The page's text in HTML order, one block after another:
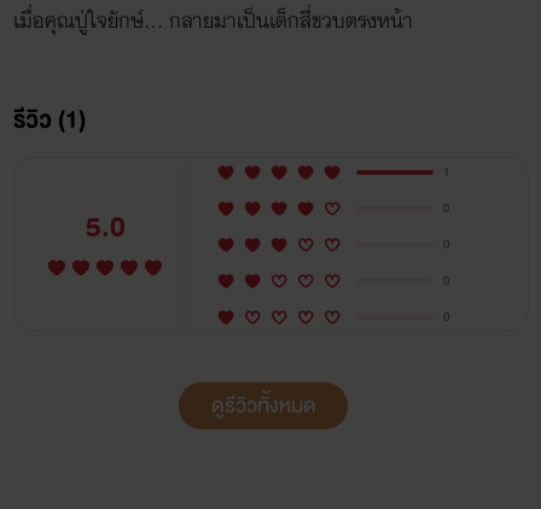
เมื่อคุณปู่ใจยักษ์... กลายมาเป็นเด็กสี่ขวบตรงหน้า
รีวิว (1)
5.0
1
0
0
0
0
ดูรีวิวทั้งหมด